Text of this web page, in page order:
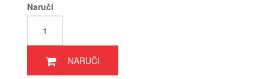
Naruči
NARUČI